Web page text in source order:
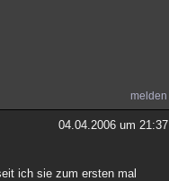
melden
04.04.2006 um 21:37
ich sie zum ersten mal